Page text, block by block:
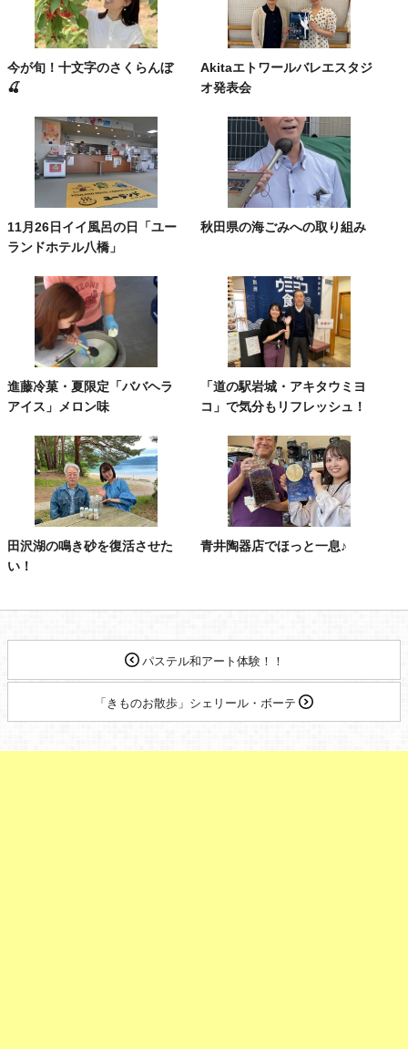
今が旬！十文字のさくらんぼ
🍒
Akitaエトワールバレエスタジ
オ発表会
11月26日イイ風呂の日「ユー
ランドホテル八橋」
秋田県の海ごみへの取り組み
進藤冷菓・夏限定「ババヘラ
アイス」メロン味
「道の駅岩城・アキタウミヨ
コ」で気分もリフレッシュ！
田沢湖の鳴き砂を復活させた
い！
青井陶器店でほっと一息♪
パステル和アート体験！！
「きものお散歩」シェリール・ボーテ